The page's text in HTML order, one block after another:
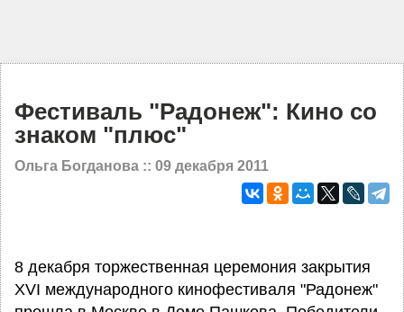
Фестиваль "Радонеж": Кино со
знаком "плюс"
Ольга Богданова :: 09 декабря 2011
8 декабря торжественная церемония закрытия
XVI международного кинофестиваля "Радонеж"